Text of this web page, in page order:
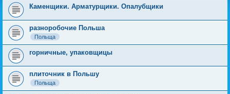
Каменщики. Арматурщики. Опалубщики
разноробочие Польша
Польща
горничные, упаковщицы
плиточник в Польшу
Польща